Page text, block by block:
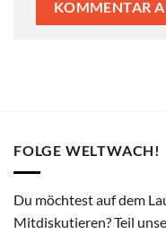
FOLGE WELTWACH!
Du möchtest auf dem
Mitdiskutieren? Teil